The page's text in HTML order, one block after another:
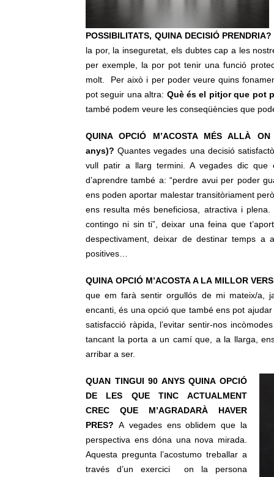
POSSIBILITATS, QUINA DECISIÓ PRENDRIA?
la por, la inseguretat, els dubtes cap a les
per exemple, la por pot tenir una funció
molt. Per això i per poder veure quins
pot seguir una altra: Què és el pitjor que pot
també podem veure les conseqüències que
QUINA OPCIÓ M’ACOSTA MÉS ALLÀ
anys)? Quantes vegades una decisió
vull patir a llarg termini. A vegades dic que
d’aprendre també a: “perdre avui per poder
ens poden aportar malestar transitòriament
ens resulta més beneficiosa, atractiva i
contingo ni sin ti”, deixar una feina que
despectivament, deixar de destinar temps a
positives…
QUINA OPCIÓ M’ACOSTA A LA MILLOR
que em farà sentir orgullós de mi mateix/a,
encanti, és una opció que també ens pot
satisfacció ràpida, l’evitar sentir-nos
tancant la porta a un camí que, a la llarga,
arribar a ser.
QUAN TINGUI 90 ANYS QUINA OPCIÓ
DE LES QUE TINC ACTUALMENT
CREC QUE M’AGRADARÀ HAVER
PRES? A vegades ens oblidem que la
perspectiva ens dóna una nova mirada.
Aquesta pregunta l’acostumo treballar a
través d’un exercici on la persona